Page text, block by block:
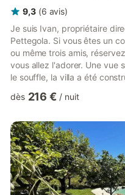
9,3 (6 avis)
Je suis Ivan, propriétaire
Pettegola. Si vous êtes un
ou même trois amis,
vous allez l'adorer. Une vue
le souffle, la villa a été
nature préservée, d'avoir la
maximum d'intimité, alors
vos vacances, c...
dès 216 € / nuit